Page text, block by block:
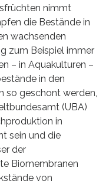
nimmt
die Bestände in
wachsenden
zum Beispiel immer
– in Aquakulturen –
in den
so geschont werden,
(UBA)
in
sein und die
der
Biomembranen
von